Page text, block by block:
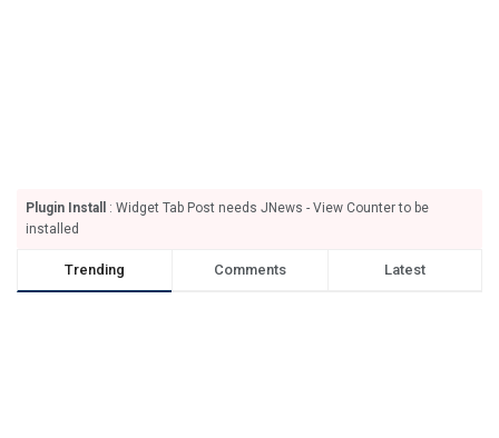
Plugin Install
: Widget Tab Post needs JNews - View Counter to be
installed
Trending Comments Latest